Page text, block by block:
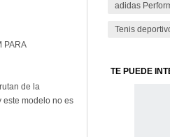
PARA
de la
este modelo no es
adidas
Tenis
TE PUEDE